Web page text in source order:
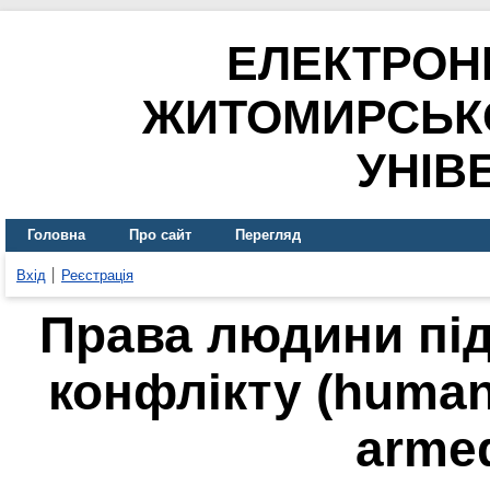
Головна Про сайт Перегляд
Вхід Реєстрація
Права людини
конфлікту